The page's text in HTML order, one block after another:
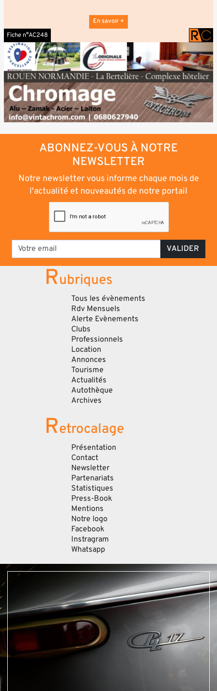
En savoir +
Fiche n°AC248
ABONNEZ-VOUS À NOTRE
NEWSLETTER
Notre newsletter vous informe chaque mois de
l'actualité et nouveautés de notre portail
VALIDER
Rubriques
Tous les évènements
Rdv Mensuels
Alerte Evènements
Clubs
Professionnels
Location
Annonces
Tourisme
Actualités
Autothèque
Archives
Retrocalage
Présentation
Contact
Newsletter
Partenariats
Statistiques
Press-Book
Mentions
Notre logo
Facebook
Instragram
Whatsapp